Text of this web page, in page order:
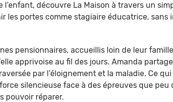
découvre La Maison à travers un
les portes comme stagiaire éducatrice, sans
pensionnaires, accueillis loin de leur
apprivoise au fil des jours. Amanda
par l’éloignement et la maladie. Ce qui
silencieuse face à des épreuves que peu
pouvoir réparer.